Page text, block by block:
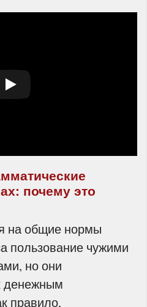
почему это
на общие нормы
пользование чужими
но они
денежным
правило,